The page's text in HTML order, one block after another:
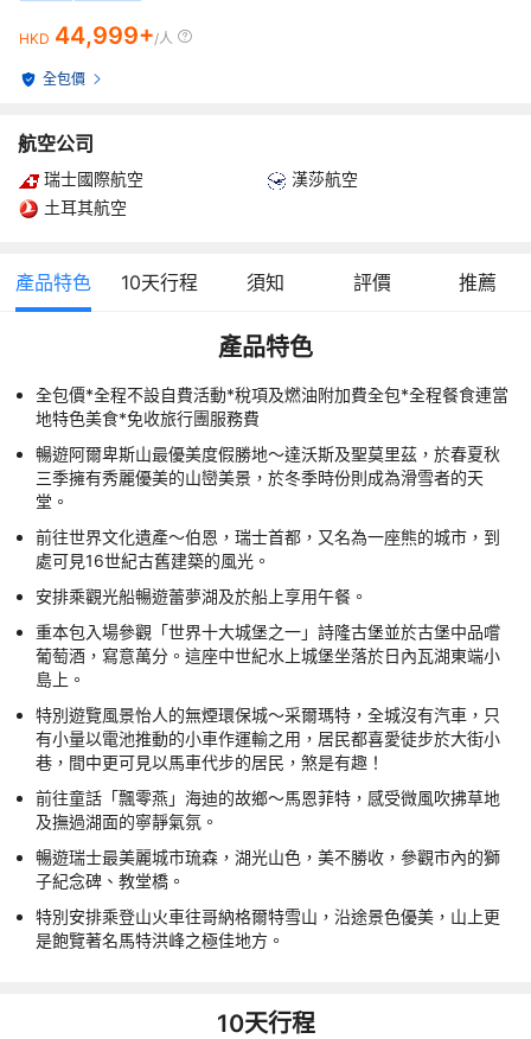
HKD 44,999+/人
全包價
航空公司
瑞士國際航空
漢莎航空
土耳其航空
產品特色 10天行程 須知 評價 推薦
產品特色
全包價*全程不設自費活動*稅項及燃油附加費全包*全程餐食連當
地特色美食*免收旅行團服務費
暢遊阿爾卑斯山最優美度假勝地～達沃斯及聖莫里茲，於春夏秋
三季擁有秀麗優美的山巒美景，於冬季時份則成為滑雪者的天
堂。
前往世界文化遺產～伯恩，瑞士首都，又名為一座熊的城市，到
處可見16世紀古舊建築的風光。
安排乘觀光船暢遊蕾夢湖及於船上享用午餐。
重本包入場參觀「世界十大城堡之一」詩隆古堡並於古堡中品嚐
葡萄酒，寫意萬分。這座中世紀水上城堡坐落於日內瓦湖東端小
島上。
特別遊覽風景怡人的無煙環保城～采爾瑪特，全城沒有汽車，只
有小量以電池推動的小車作運輸之用，居民都喜愛徒步於大街小
巷，間中更可見以馬車代步的居民，煞是有趣！
前往童話「飄零燕」海迪的故鄉～馬恩菲特，感受微風吹拂草地
及撫過湖面的寧靜氣氛。
暢遊瑞士最美麗城市琉森，湖光山色，美不勝收，參觀市內的獅
子紀念碑、教堂橋。
特別安排乘登山火車往哥納格爾特雪山，沿途景色優美，山上更
是飽覽著名馬特洪峰之極佳地方。
10天行程